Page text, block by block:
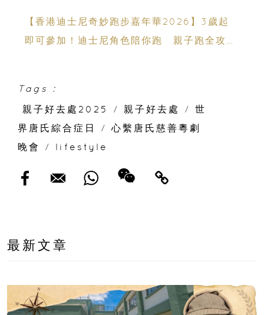
【香港迪士尼奇妙跑步嘉年華2026】3歲起
即可參加！迪士尼角色陪你跑 親子跑全攻略
Tags :
親子好去處2025
/ 親子好去處 /
世
界唐氏綜合症日
/
心繫唐氏慈善粵劇
晚會
/ lifestyle
最新文章